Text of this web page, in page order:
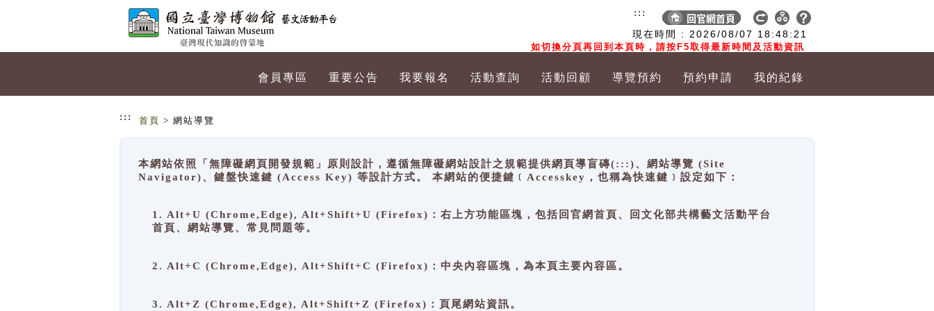
現在時間 : 2026/08/07 18:48:21
如切換分頁再回到本頁時，請按F5取得最新時間及活動資訊
:::
會員專區 重要公告 我要報名 活動查詢 活動回顧 導覽預約 預約申請 我的紀錄
::: 首頁 > 網站導覽
本網站依照「無障礙網頁開發規範」原則設計，遵循無障礙網站設計之規範提供網頁導盲磚(:::)、網站導覽 (Site
Navigator)、鍵盤快速鍵 (Access Key) 等設計方式。 本網站的便捷鍵﹝Accesskey，也稱為快速鍵﹞設定如下：
1. Alt+U (Chrome,Edge), Alt+Shift+U (Firefox)：右上方功能區塊，包括回官網首頁、回文化部共構藝文活動平台
首頁、網站導覽、常見問題等。
2. Alt+C (Chrome,Edge), Alt+Shift+C (Firefox)：中央內容區塊，為本頁主要內容區。
3. Alt+Z (Chrome,Edge), Alt+Shift+Z (Firefox)：頁尾網站資訊。